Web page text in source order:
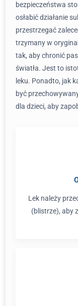
bezpieczeństwa
osłabić działanie
przestrzegać
trzymany w
tak, aby chronić
światła. Jest to
leku. Ponadto, jak
być
dla dzieci, aby
Lek należy
(blistrze), aby